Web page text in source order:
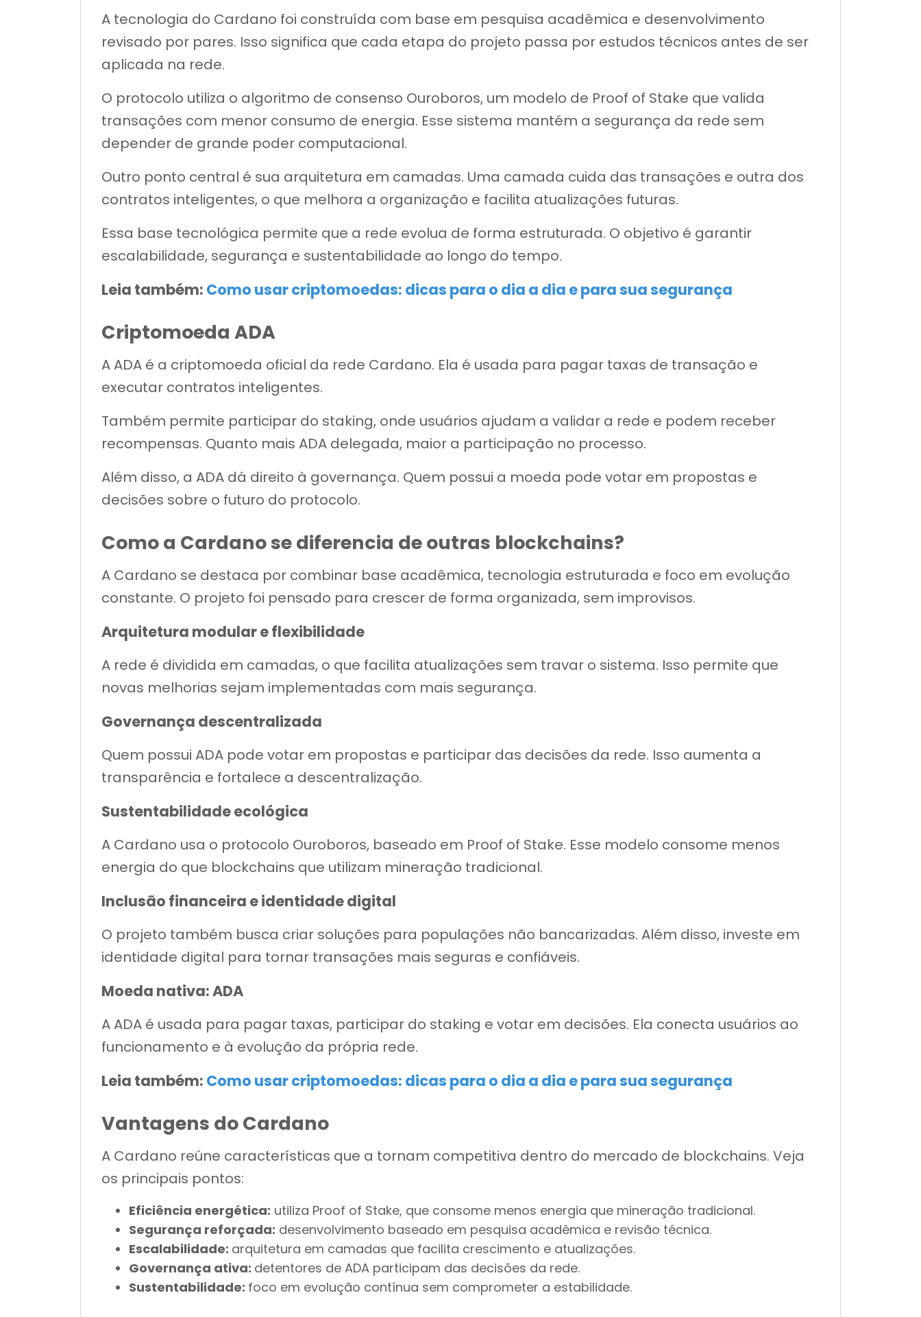
A tecnologia do Cardano foi construída com base em pesquisa acadêmica e desenvolvimento
revisado por pares. Isso significa que cada etapa do projeto passa por estudos técnicos antes de ser
aplicada na rede.
O protocolo utiliza o algoritmo de consenso Ouroboros, um modelo de Proof of Stake que valida
transações com menor consumo de energia. Esse sistema mantém a segurança da rede sem
depender de grande poder computacional.
Outro ponto central é sua arquitetura em camadas. Uma camada cuida das transações e outra dos
contratos inteligentes, o que melhora a organização e facilita atualizações futuras.
Essa base tecnológica permite que a rede evolua de forma estruturada. O objetivo é garantir
escalabilidade, segurança e sustentabilidade ao longo do tempo.
Leia também: Como usar criptomoedas: dicas para o dia a dia e para sua segurança
Criptomoeda ADA
A ADA é a criptomoeda oficial da rede Cardano. Ela é usada para pagar taxas de transação e
executar contratos inteligentes.
Também permite participar do staking, onde usuários ajudam a validar a rede e podem receber
recompensas. Quanto mais ADA delegada, maior a participação no processo.
Além disso, a ADA dá direito à governança. Quem possui a moeda pode votar em propostas e
decisões sobre o futuro do protocolo.
Como a Cardano se diferencia de outras blockchains?
A Cardano se destaca por combinar base acadêmica, tecnologia estruturada e foco em evolução
constante. O projeto foi pensado para crescer de forma organizada, sem improvisos.
Arquitetura modular e flexibilidade
A rede é dividida em camadas, o que facilita atualizações sem travar o sistema. Isso permite que
novas melhorias sejam implementadas com mais segurança.
Governança descentralizada
Quem possui ADA pode votar em propostas e participar das decisões da rede. Isso aumenta a
transparência e fortalece a descentralização.
Sustentabilidade ecológica
A Cardano usa o protocolo Ouroboros, baseado em Proof of Stake. Esse modelo consome menos
energia do que blockchains que utilizam mineração tradicional.
Inclusão financeira e identidade digital
O projeto também busca criar soluções para populações não bancarizadas. Além disso, investe em
identidade digital para tornar transações mais seguras e confiáveis.
Moeda nativa: ADA
A ADA é usada para pagar taxas, participar do staking e votar em decisões. Ela conecta usuários ao
funcionamento e à evolução da própria rede.
Leia também: Como usar criptomoedas: dicas para o dia a dia e para sua segurança
Vantagens do Cardano
A Cardano reúne características que a tornam competitiva dentro do mercado de blockchains. Veja
os principais pontos:
Eficiência energética: utiliza Proof of Stake, que consome menos energia que mineração tradicional.
Segurança reforçada: desenvolvimento baseado em pesquisa acadêmica e revisão técnica.
Escalabilidade: arquitetura em camadas que facilita crescimento e atualizações.
Governança ativa: detentores de ADA participam das decisões da rede.
Sustentabilidade: foco em evolução contínua sem comprometer a estabilidade.